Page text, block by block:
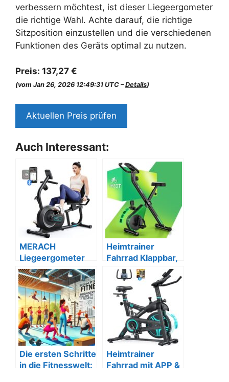
verbessern möchtest, ist dieser Liegeergometer
die richtige Wahl. Achte darauf, die richtige
Sitzposition einzustellen und die verschiedenen
Funktionen des Geräts optimal zu nutzen.
Preis: 137,27 €
(vom Jan 26, 2026 12:49:31 UTC –Details)
Aktuellen Preis prüfen
Auch Interessant:
MERACH
Liegeergometer
mit 8
Widerständen,
Bluetooth, LCD,
Sensoren.
Heimtrainer
Fahrrad Klappbar,
16 Stufen, LCD
Die ersten Schritte
in die Fitnesswelt:
Heimtrainer
Fahrrad mit APP &